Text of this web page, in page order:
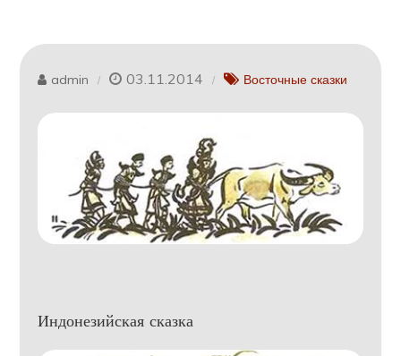
admin 03.11.2014 Восточные сказки
Индонезийская сказка